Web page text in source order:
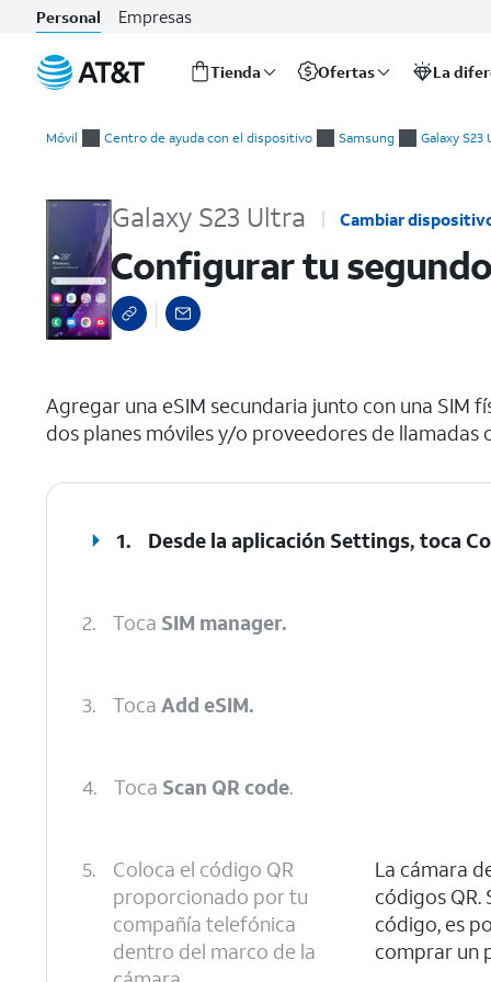
Personal Empresas
Tienda Ofertas La
Móvil Centro de ayuda con el dispositivo Samsung Galaxy S23
Galaxy S23 Ultra Cambiar
Configurar tu
Agregar una eSIM secundaria junto con una
dos planes móviles y/o proveedores de llamadas
1. Desde la aplicación Settings, toca
2. Toca SIM manager.
3. Toca Add eSIM.
4. Toca Scan QR code.
5.
Coloca el código QR
proporcionado por tu
compañía telefónica
dentro del marco de la
La cámara
códigos
código, es
comprar un